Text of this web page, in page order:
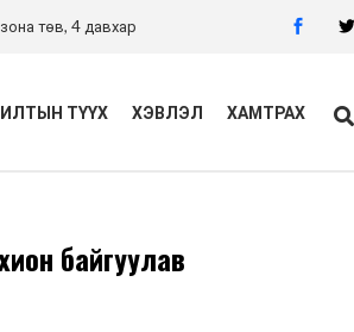
төв, 4 давхар
ТҮҮХ ХЭВЛЭЛ ХАМТРАХ
байгуулав